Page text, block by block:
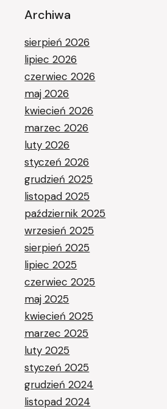
Archiwa
sierpień 2026
lipiec 2026
czerwiec 2026
maj 2026
kwiecień 2026
marzec 2026
luty 2026
styczeń 2026
grudzień 2025
listopad 2025
październik 2025
wrzesień 2025
sierpień 2025
lipiec 2025
czerwiec 2025
maj 2025
kwiecień 2025
marzec 2025
luty 2025
styczeń 2025
grudzień 2024
listopad 2024